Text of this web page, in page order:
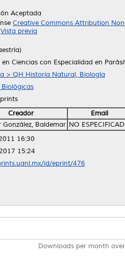
Aceptada
Creative Commons Attribution
Vista previa
Ciencias con Especialidad en
> QH Historia Natural, Biología
Biológicas
Creador
Email
González, Baldemar NO
16:30
15:24
id/eprint/476
Downloads per month